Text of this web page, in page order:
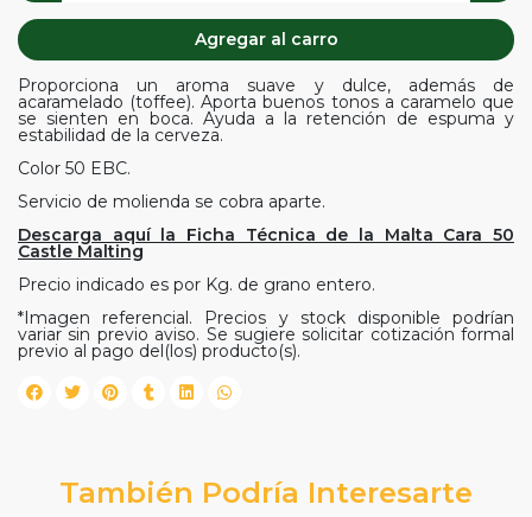
Agregar al carro
Proporciona un aroma suave y dulce, además de
acaramelado (toffee). Aporta buenos tonos a caramelo que
se sienten en boca. Ayuda a la retención de espuma y
estabilidad de la cerveza.
Color 50 EBC.
Servicio de molienda se cobra aparte.
Descarga aquí la Ficha Técnica de la Malta Cara 50
Castle Malting
Precio indicado es por Kg. de grano entero.
*Imagen referencial. Precios y stock disponible podrían
variar sin previo aviso. Se sugiere solicitar cotización formal
previo al pago del(los) producto(s).
También Podría Interesarte